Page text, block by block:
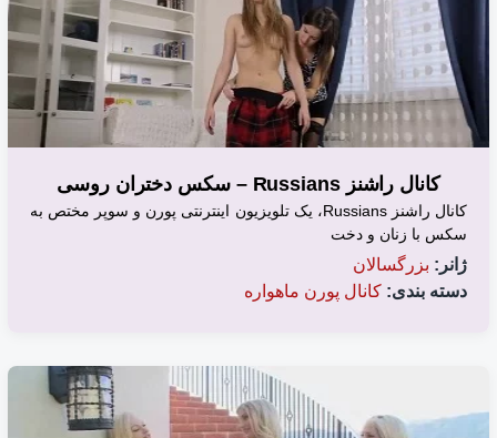
کانال راشنز Russians – سکس دختران روسی
کانال راشنز Russians، یک تلویزیون اینترنتی پورن و سوپر مختص به
سکس با زنان و دخت
ژانر: بزرگسالان
دسته بندی: کانال پورن ماهواره